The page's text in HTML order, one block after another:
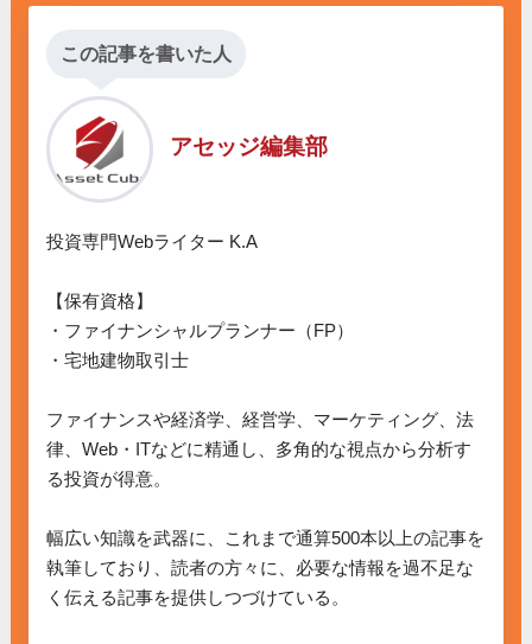
この記事を書いた人
アセッジ編集部
投資専門Webライター K.A
【保有資格】
・ファイナンシャルプランナー（FP）
・宅地建物取引士
ファイナンスや経済学、経営学、マーケティング、法
律、Web・ITなどに精通し、多角的な視点から分析す
る投資が得意。
幅広い知識を武器に、これまで通算500本以上の記事を
執筆しており、読者の方々に、必要な情報を過不足な
く伝える記事を提供しつづけている。